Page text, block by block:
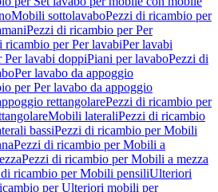
Mobili sottolavaboPezzi di ricambio per
Pezzi di ricambio per Per
ricambio per Per lavabiPer lavabi
Per lavabi doppiPiani per lavaboPezzi di
Per lavabo da appoggio
per Per lavabo da appoggio
rettangolarePezzi di ricambio per
Mobili lateraliPezzi di ricambio
bassiPezzi di ricambio per Mobili
Pezzi di ricambio per Mobili a
Pezzi di ricambio per Mobili a mezza
ricambio per Mobili pensiliUlteriori
per Ulteriori mobili per